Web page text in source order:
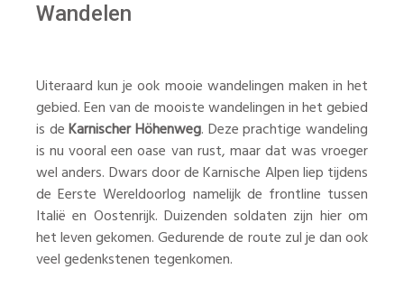
Wandelen
Uiteraard kun je ook mooie wandelingen maken in het
gebied. Een van de mooiste wandelingen in het gebied
is deKarnischer Höhenweg. Deze prachtige wandeling
is nu vooral een oase van rust, maar dat was vroeger
wel anders. Dwars door de Karnische Alpen liep tijdens
de Eerste Wereldoorlog namelijk de frontline tussen
Italië en Oostenrijk. Duizenden soldaten zijn hier om
het leven gekomen. Gedurende de route zul je dan ook
veel gedenkstenen tegenkomen.